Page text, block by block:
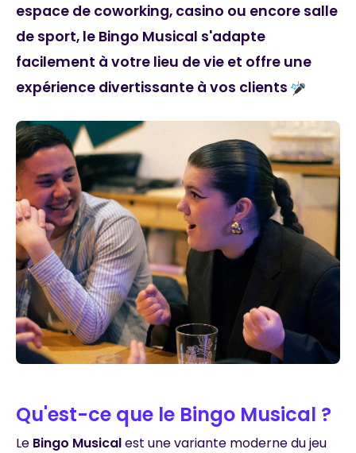
espace de coworking, casino ou encore salle
de sport, le Bingo Musical s'adapte
facilement à votre lieu de vie et offre une
expérience divertissante à vos clients
Qu'est-ce que le Bingo Musical ?
Le Bingo Musicalest une variante moderne du jeu